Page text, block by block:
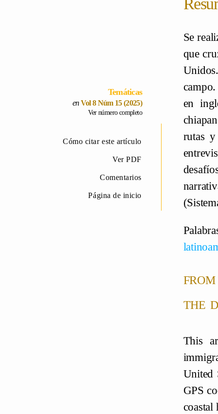
Temáticas
Vol 8 Núm 15 (2025)
Ver número completo
Cómo citar este artículo
Ver PDF
Comentarios
Página de inicio
Se
que
en
rutas
(
from
the
This
United
GPS
coastal